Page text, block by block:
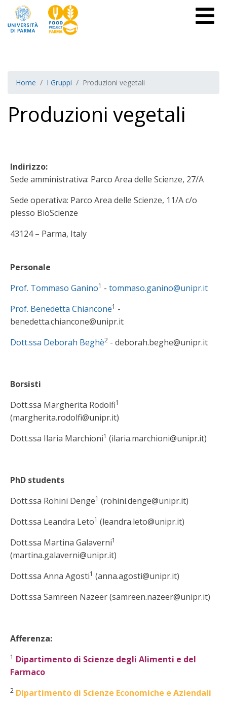
Home I Gruppi Produzioni vegetali
Produzioni vegetali
Indirizzo:
Sede amministrativa: Parco Area delle Scienze, 27/A
Sede operativa: Parco Area delle Scienze, 11/A c/o
plesso BioScienze
43124 – Parma, Italy
Personale
Prof. Tommaso Ganino1 - tommaso.ganino@unipr.it
Prof. Benedetta Chiancone1 -
benedetta.chiancone@unipr.it
Dott.ssa Deborah Beghè2 - deborah.beghe@unipr.it
Borsisti
Dott.ssa Margherita Rodolfi1
(margherita.rodolfi@unipr.it)
Dott.ssa Ilaria Marchioni1 (ilaria.marchioni@unipr.it)
PhD students
Dott.ssa Rohini Denge1 (rohini.denge@unipr.it)
Dott.ssa Leandra Leto1 (leandra.leto@unipr.it)
Dott.ssa Martina Galaverni1
(martina.galaverni@unipr.it)
Dott.ssa Anna Agosti1 (anna.agosti@unipr.it)
Dott.ssa Samreen Nazeer (samreen.nazeer@unipr.it)
Afferenza:
1 Dipartimento di Scienze degli Alimenti e del
Farmaco
2 Dipartimento di Scienze Economiche e Aziendali